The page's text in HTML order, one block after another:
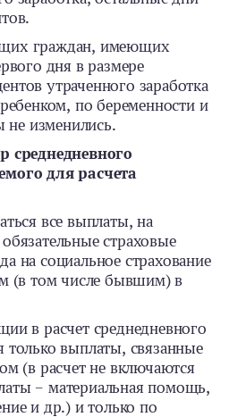
граждан, имеющих
дня в размере
утраченного заработка
по беременности и
не изменились.
среднедневного
для расчета
все выплаты, на
страховые
на социальное страхование
(в том числе бывшим) в
в расчет среднедневного
только выплаты, связанные
(в расчет не включаются
– материальная помощь,
и др.) и только по